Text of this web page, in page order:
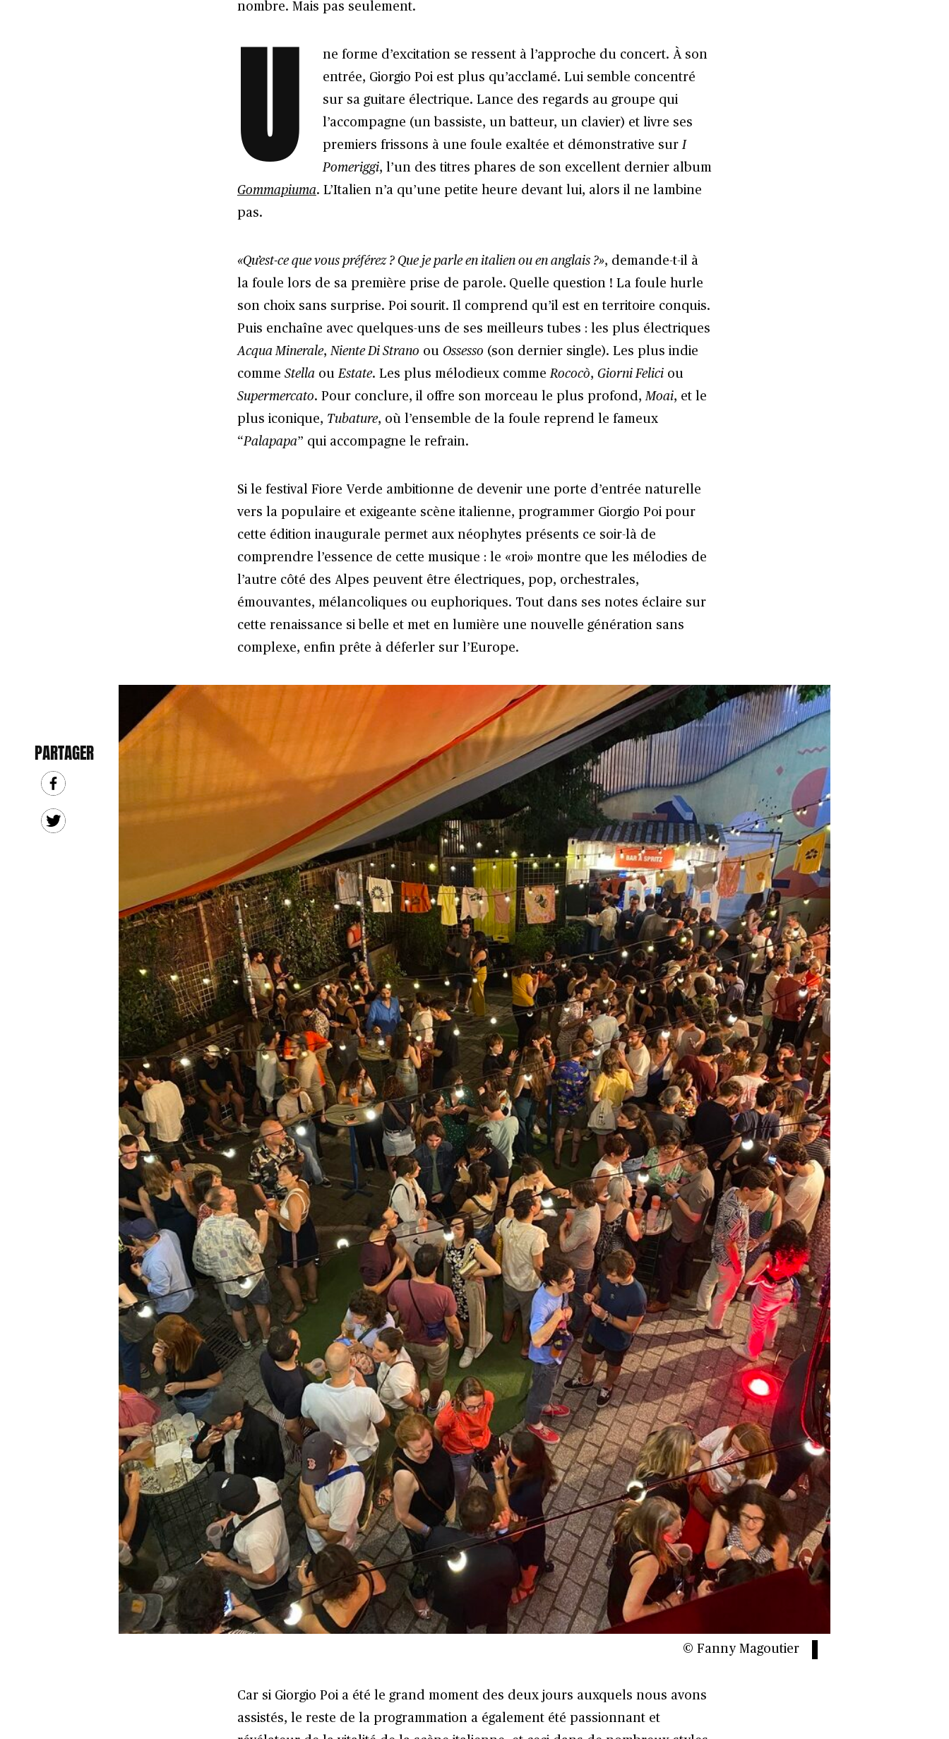
PARTAGER
nombre. Mais pas seulement.
U
ne forme d’excitation se ressent à l’approche du concert. À son
entrée, Giorgio Poi est plus qu’acclamé. Lui semble concentré
sur sa guitare électrique. Lance des regards au groupe qui
l’accompagne (un bassiste, un batteur, un clavier) et livre ses
premiers frissons à une foule exaltée et démonstrative surI
Pomeriggi, l’un des titres phares de son excellent dernier album
Gommapiuma. L’Italien n’a qu’une petite heure devant lui, alors il ne lambine
pas.
«Qu’est-ce que vous préférez ? Que je parle en italien ou en anglais ?», demande-t-il à
la foule lors de sa première prise de parole. Quelle question ! La foule hurle
son choix sans surprise. Poi sourit. Il comprend qu’il est en territoire conquis.
Puis enchaîne avec quelques-uns de ses meilleurs tubes : les plus électriques
Acqua Minerale,Niente Di Strano ou Ossesso (son dernier single). Les plus indie
comme StellaouEstate. Les plus mélodieux commeRococò, Giorni Feliciou
Supermercato. Pour conclure, il offre son morceau le plus profond,Moai, et le
plus iconique, Tubature, où l’ensemble de la foule reprend le fameux
“Palapapa” qui accompagne le refrain.
Si le festival Fiore Verde ambitionne de devenir une porte d’entrée naturelle
vers la populaire et exigeante scène italienne, programmer Giorgio Poi pour
cette édition inaugurale permet aux néophytes présents ce soir-là de
comprendre l’essence de cette musique : le «roi» montre que les mélodies de
l’autre côté des Alpes peuvent être électriques, pop, orchestrales,
émouvantes, mélancoliques ou euphoriques. Tout dans ses notes éclaire sur
cette renaissance si belle et met en lumière une nouvelle génération sans
complexe, enfin prête à déferler sur l’Europe.
© Fanny Magoutier
Car si Giorgio Poi a été le grand moment des deux jours auxquels nous avons
assistés, le reste de la programmation a également été passionnant et